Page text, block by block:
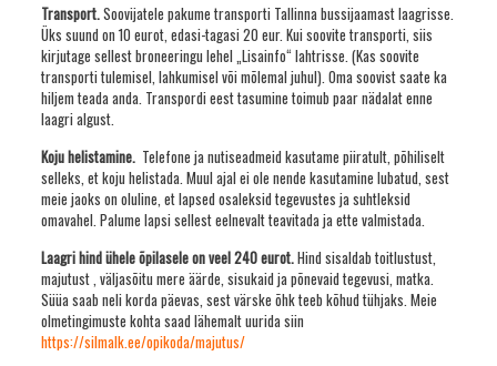
Transport.Soovijatele pakume transporti Tallinna bussijaamast laagrisse.
Üks suund on 10 eurot, edasi-tagasi 20 eur. Kui soovite transporti, siis
kirjutage sellest broneeringu lehel „Lisainfo“ lahtrisse. (Kas soovite
transporti tulemisel, lahkumisel või mõlemal juhul). Oma soovist saate ka
hiljem teada anda. Transpordi eest tasumine toimub paar nädalat enne
laagri algust.
Koju helistamine. Telefone ja nutiseadmeid kasutame piiratult, põhiliselt
selleks, et koju helistada. Muul ajal ei ole nende kasutamine lubatud, sest
meie jaoks on oluline, et lapsed osaleksid tegevustes ja suhtleksid
omavahel. Palume lapsi sellest eelnevalt teavitada ja ette valmistada.
Laagri hind ühele õpilasele on veel 240 eurot.Hind sisaldab toitlustust,
majutust , väljasõitu mere äärde, sisukaid ja põnevaid tegevusi, matka.
Süüa saab neli korda päevas, sest värske õhk teeb kõhud tühjaks. Meie
olmetingimuste kohta saad lähemalt uurida siin
https://silmalk.ee/opikoda/majutus/